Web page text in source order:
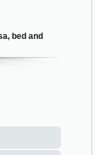
bed and